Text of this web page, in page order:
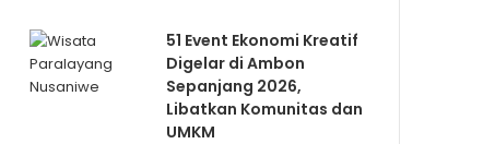
51 Event Ekonomi Kreatif
Digelar di Ambon
Sepanjang 2026,
Libatkan Komunitas dan
UMKM